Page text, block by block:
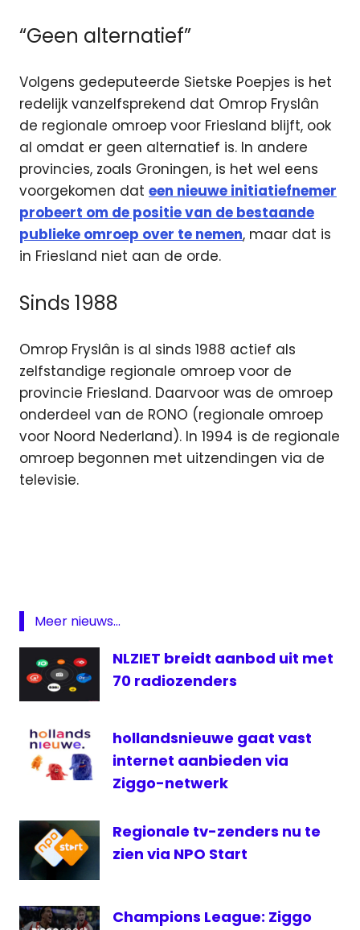
“Geen alternatief”
Volgens gedeputeerde Sietske Poepjes is het
redelijk vanzelfsprekend dat Omrop Fryslân
de regionale omroep voor Friesland blijft, ook
al omdat er geen alternatief is. In andere
provincies, zoals Groningen, is het wel eens
voorgekomen dat een nieuwe initiatiefnemer
probeert om de positie van de bestaande
publieke omroep over te nemen, maar dat is
in Friesland niet aan de orde.
Sinds 1988
Omrop Fryslân is al sinds 1988 actief als
zelfstandige regionale omroep voor de
provincie Friesland. Daarvoor was de omroep
onderdeel van de RONO (regionale omroep
voor Noord Nederland). In 1994 is de regionale
omroep begonnen met uitzendingen via de
televisie.
regionale
televisie
Meer nieuws...
NLZIET breidt aanbod uit met
70 radiozenders
hollandsnieuwe gaat vast
internet aanbieden via
Ziggo-netwerk
Regionale tv-zenders nu te
zien via NPO Start
Champions League: Ziggo